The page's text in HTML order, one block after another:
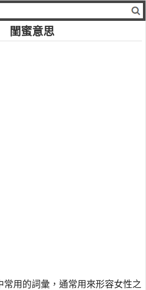
閨蜜意思
常用的詞彙，通常用來形容女性之